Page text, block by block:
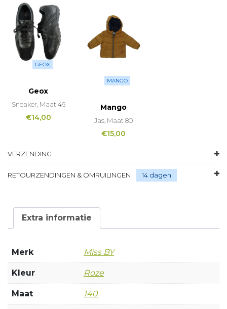
GEOX
Geox
Sneaker, Maat 46
€14,00
MANGO
Mango
Jas, Maat 80
€15,00
VERZENDING
RETOURZENDINGEN & OMRUILINGEN 14 dagen
Extra informatie
Merk Miss BY
Kleur Roze
Maat 140